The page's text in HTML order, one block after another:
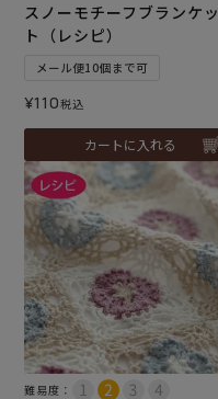
スノーモチーフブランケッ
ト（レシピ）
メール便10個まで可
¥110税込
カートに入れる
難易度：